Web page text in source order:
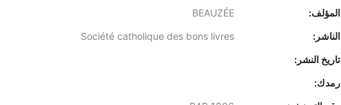
المؤلف:
الناشر:
تاريخ النشر:
رمدك: